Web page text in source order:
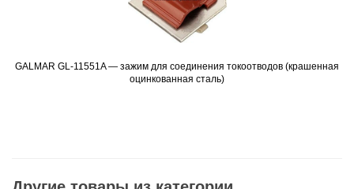
Подробнее
GALMAR GL-11551A — зажим для соединения токоотводов (крашенная
оцинкованная сталь)